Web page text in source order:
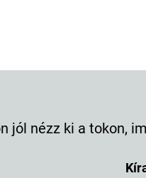
jól nézz ki a tokon,